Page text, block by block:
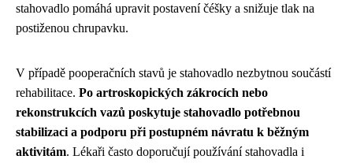
stahovadlo pomáhá upravit postavení čéšky a snižuje tlak na
postiženou chrupavku.
V případě pooperačních stavů je stahovadlo nezbytnou součástí
rehabilitace. Po artroskopických zákrocích nebo
rekonstrukcích vazů poskytuje stahovadlo potřebnou
stabilizaci a podporu při postupném návratu k běžným
aktivitám. Lékaři často doporučují používání stahovadla i